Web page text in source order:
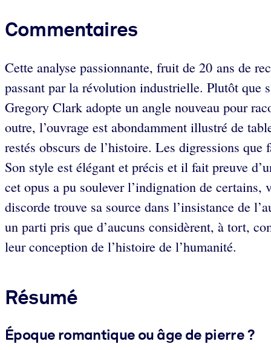
Commentaires
Cette analyse passionnante, fruit de 20 ans de
passant par la révolution industrielle. Plutôt que
Gregory Clark adopte un angle nouveau pour
outre, l’ouvrage est abondamment illustré de
restés obscurs de l’histoire. Les digressions
Son style est élégant et précis et il fait preuve
cet opus a pu soulever l’indignation de
discorde trouve sa source dans l’insistance de
un parti pris que d’aucuns considèrent, à tort,
leur conception de l’histoire de l’humanité.
Résumé
Époque romantique ou âge de pierre ?